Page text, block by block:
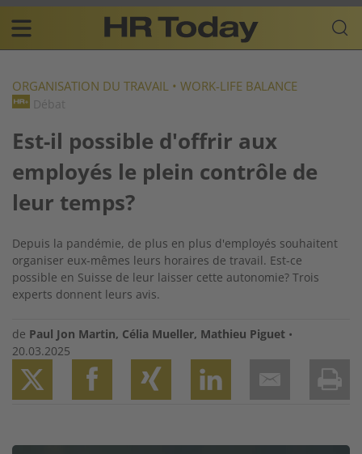
Skip
content
Plattform
für
Resources
navigation
FR
ORGANISATION DU TRAVAIL • WORK-LIFE BALANCE
Débat
Est-il possible d'offrir aux
employés le plein contrôle de
leur temps?
Depuis la pandémie, de plus en plus d'employés souhaitent
organiser eux-mêmes leurs horaires de travail. Est-ce
possible en Suisse de leur laisser cette autonomie? Trois
experts donnent leurs avis.
de Paul Jon Martin, Célia Mueller, Mathieu Piguet •
20.03.2025